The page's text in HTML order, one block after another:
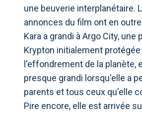
une beuverie interplanétaire.
annonces du film ont en
Kara a grandi à Argo City, une
Krypton initialement protégée
l'effondrement de la planète,
presque grandi lorsqu'elle a
parents et tous ceux qu'elle
Pire encore, elle est arrivée